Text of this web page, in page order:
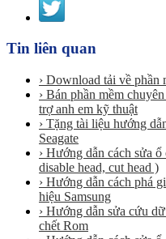
Tin liên quan
› Download tải về phần
› Bán phần mềm
trợ anh em kỹ thuật
› Tặng tài liệu hướng
Seagate
› Hướng dẫn cách sửa
disable head, cut head )
› Hướng dẫn cách phá
hiệu Samsung
› Hướng dẫn sửa cứu
chết Rom